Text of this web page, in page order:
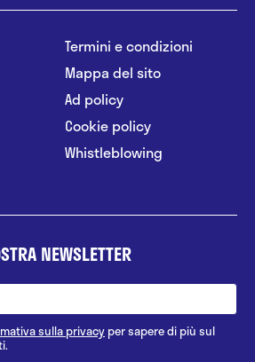
Termini e condizioni
Mappa del sito
Ad policy
Cookie policy
Whistleblowing
NEWSLETTER
sulla privacyper sapere di più sul